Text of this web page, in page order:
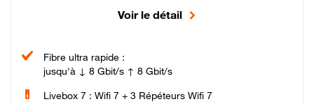
Voir le détail
Fibre ultra rapide :
jusqu'à ↓ 8 Gbit/s ↑ 8 Gbit/s
Livebox 7 : Wifi 7 + 3 Répéteurs Wifi 7